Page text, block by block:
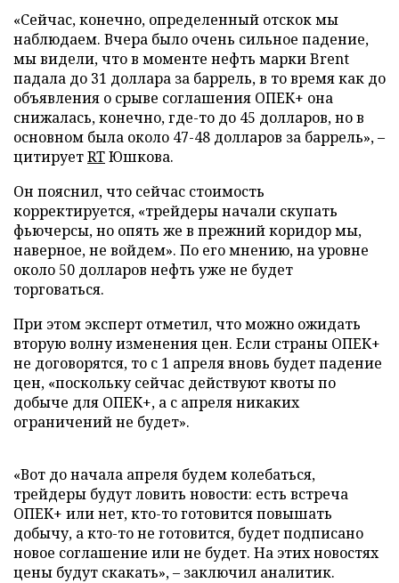
«Сейчас, конечно, определенный отскок мы
наблюдаем. Вчера было очень сильное падение,
мы видели, что в моменте нефть марки Brent
падала до 31 доллара за баррель, в то время как до
объявления о срыве соглашения ОПЕК+ она
снижалась, конечно, где-то до 45 долларов, но в
основном была около 47-48 долларов за баррель», –
цитируетRTЮшкова.
Он пояснил, что сейчас стоимость
корректируется, «трейдеры начали скупать
фьючерсы, но опять же в прежний коридор мы,
наверное, не войдем». По его мнению, на уровне
около 50 долларов нефть уже не будет
торговаться.
При этом эксперт отметил, что можно ожидать
вторую волну изменения цен. Если страны ОПЕК+
не договорятся, то с 1 апреля вновь будет падение
цен, «поскольку сейчас действуют квоты по
добыче для ОПЕК+, а с апреля никаких
ограничений не будет».
«Вот до начала апреля будем колебаться,
трейдеры будут ловить новости: есть встреча
ОПЕК+ или нет, кто-то готовится повышать
добычу, а кто-то не готовится, будет подписано
новое соглашение или не будет. На этих новостях
цены будут скакать», – заключил аналитик.